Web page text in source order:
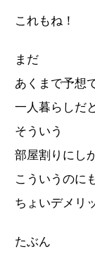
これもね！
まだ
あくまで予想
一人暮らしだ
そういう
部屋割りにし
こういうのに
ちょいデメリ
たぶん